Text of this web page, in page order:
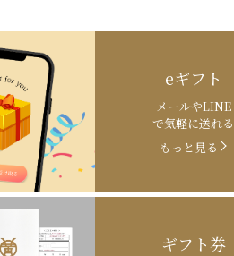
eギフト
メールやLINE
で気軽に送れる
もっと見る
ギフト券